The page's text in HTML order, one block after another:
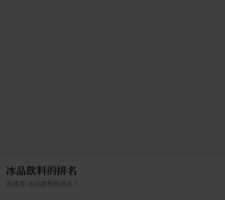
冰品飲料的排名
高雄市 冰品飲料 的排名 ›